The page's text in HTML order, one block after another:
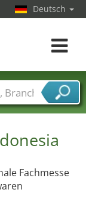
Fachmesse
Deutsch
Toggle
Branchen